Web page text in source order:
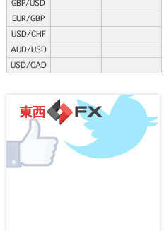
GBP/USD
EUR/GBP
USD/CHF
AUD/USD
USD/CAD